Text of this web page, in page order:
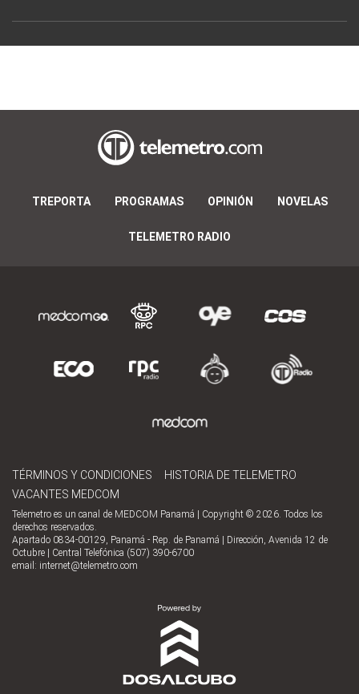
TREPORTA PROGRAMAS OPINIÓN NOVELAS
TELEMETRO RADIO
TÉRMINOS Y CONDICIONES
HISTORIA DE TELEMETRO
VACANTES MEDCOM
Telemetro es un canal de MEDCOM Panamá | Copyright © 2026. Todos los
derechos reservados.
Apartado 0834-00129, Panamá - Rep. de Panamá | Dirección, Avenida 12 de
Octubre | Central Telefónica (507) 390-6700
email: internet@telemetro.com